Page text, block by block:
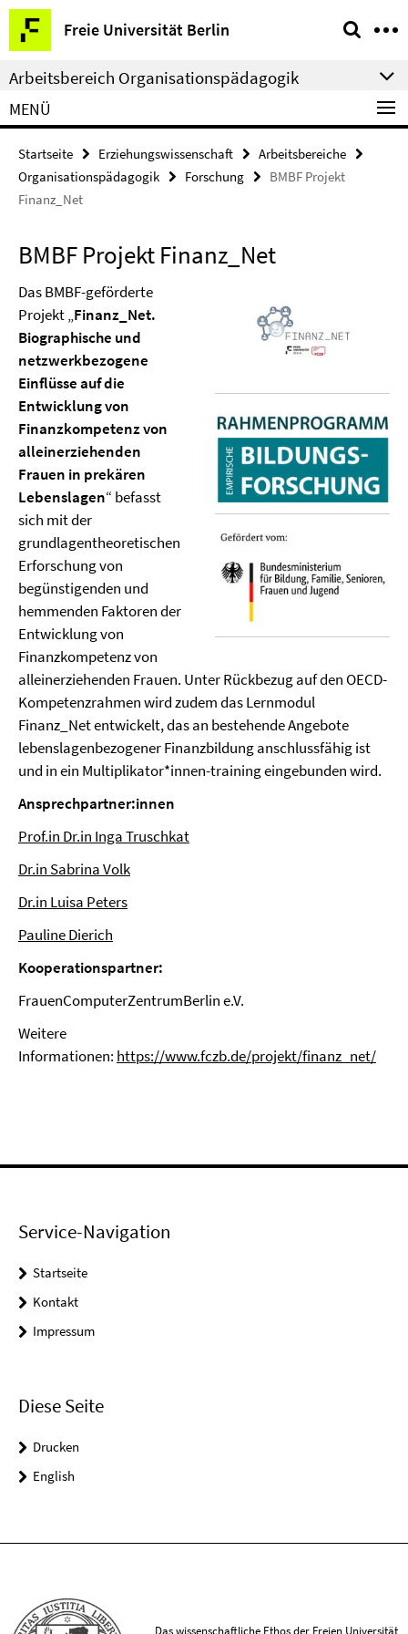
Springe
direkt
zu
Inhalt
Freie Universität Berlin
Service-
Navigation
Arbeitsbereich Organisationspädagogik
MENÜ
Startseite Erziehungswissenschaft
Arbeitsbereiche
Organisationspädagogik
Forschung
BMBF Projekt
Finanz_Net
BMBF Projekt Finanz_Net
Das BMBF-geförderte
Projekt „Finanz_Net.
Biographische und
netzwerkbezogene
Einflüsse auf die
Entwicklung von
Finanzkompetenz von
alleinerziehenden
Frauen in prekären
Lebenslagen“ befasst
sich mit der
grundlagentheoretischen
Erforschung von
begünstigenden und
hemmenden Faktoren der
Entwicklung von
Finanzkompetenz von
alleinerziehenden Frauen. Unter Rückbezug auf den OECD-
Kompetenzrahmen wird zudem das Lernmodul
Finanz_Net entwickelt, das an bestehende Angebote
lebenslagenbezogener Finanzbildung anschlussfähig ist
und in ein Multiplikator*innen-training eingebunden wird.
Ansprechpartner:innen
Prof.in Dr.in Inga Truschkat
Dr.in Sabrina Volk
Dr.in Luisa Peters
Pauline Dierich
Kooperationspartner:
FrauenComputerZentrumBerlin e.V.
Weitere
Informationen: https://www.fczb.de/projekt/finanz_net/
Service-Navigation
Startseite
Kontakt
Impressum
Diese Seite
Drucken
English
Das wissenschaftliche Ethos der Freien Universität